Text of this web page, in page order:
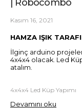
| Robocombo
Kasım 16, 2021
HAMZA IŞIK
İlginç arduino
4x4x4 olacak. Led
atalım.
4x4x4 Led Küp Yapımı
Devamını oku